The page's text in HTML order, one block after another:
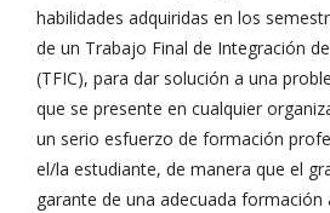
habilidades adquiridas en los
de un Trabajo Final de Integración
(TFIC), para dar solución a una
que se presente en cualquier
un serio esfuerzo de formación
el/la estudiante, de manera que el
garante de una adecuada formación